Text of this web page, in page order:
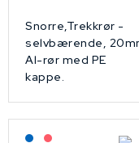
Snorre,Trekkrør -
selvbærende,
Al-rør med PE
kappe.
Lagerført: NEK
På forespørsel